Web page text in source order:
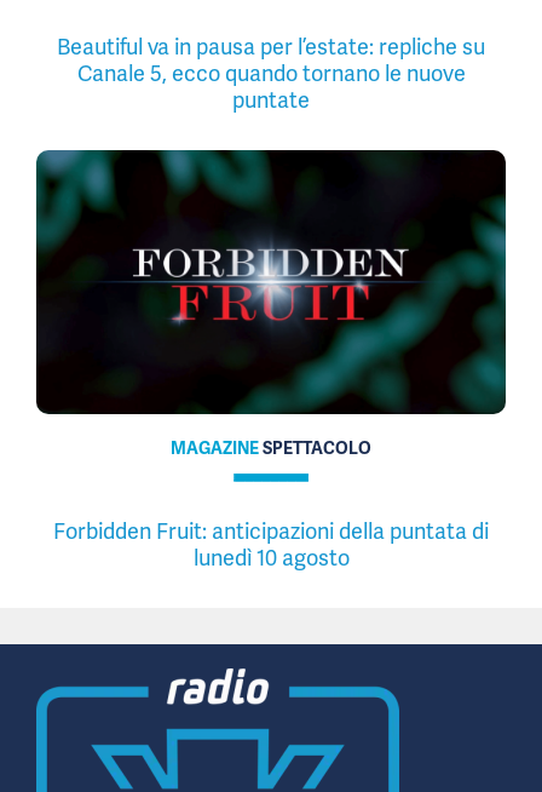
Beautiful va in pausa per l’estate: repliche su
Canale 5, ecco quando tornano le nuove
puntate
MAGAZINESPETTACOLO
Forbidden Fruit: anticipazioni della puntata di
lunedì 10 agosto